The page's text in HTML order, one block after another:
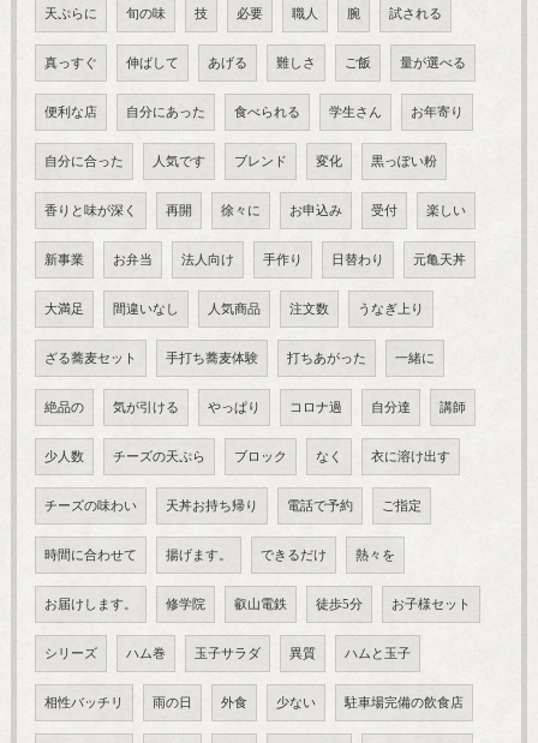
天ぷらに 旬の味 技 必要 職人 腕 試される
真っすぐ 伸ばして あげる 難しさ ご飯 量が選べる
便利な店 自分にあった 食べられる 学生さん お年寄り
自分に合った 人気です ブレンド 変化 黒っぽい粉
香りと味が深く 再開 徐々に お申込み 受付 楽しい
新事業 お弁当 法人向け 手作り 日替わり 元亀天丼
大満足 間違いなし 人気商品 注文数 うなぎ上り
ざる蕎麦セット 手打ち蕎麦体験 打ちあがった 一緒に
絶品の 気が引ける やっぱり コロナ過 自分達 講師
少人数 チーズの天ぷら ブロック なく 衣に溶け出す
チーズの味わい 天丼お持ち帰り 電話で予約 ご指定
時間に合わせて 揚げます。 できるだけ 熱々を
お届けします。 修学院 叡山電鉄 徒歩5分 お子様セット
シリーズ ハム巻 玉子サラダ 異質 ハムと玉子
相性バッチリ 雨の日 外食 少ない 駐車場完備の飲食店